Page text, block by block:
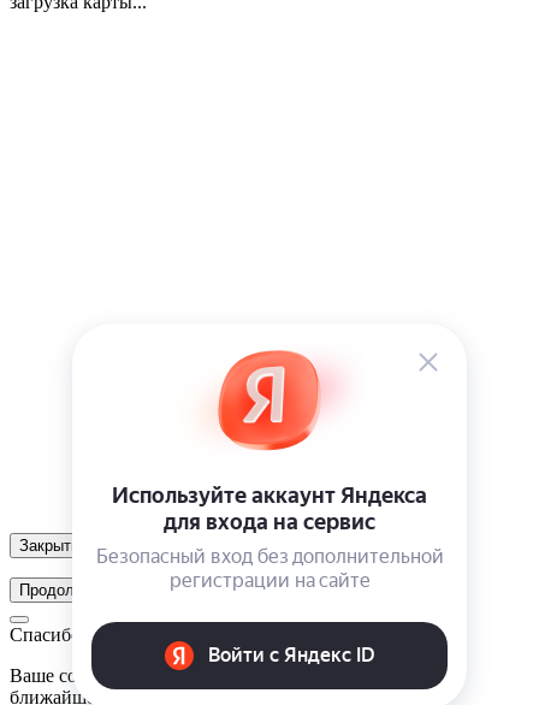
Закрыть
Продолжить
Спасибо!
Ваше сообщение отправлено. Мы свяжемся с вами в
ближайшее время!